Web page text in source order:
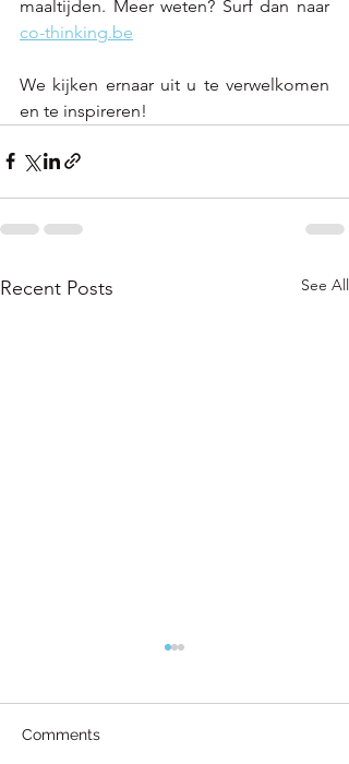
co-thinking.be
We kijken ernaar uit u te verwelkomen
en te inspireren!
Recent Posts See All
Comments